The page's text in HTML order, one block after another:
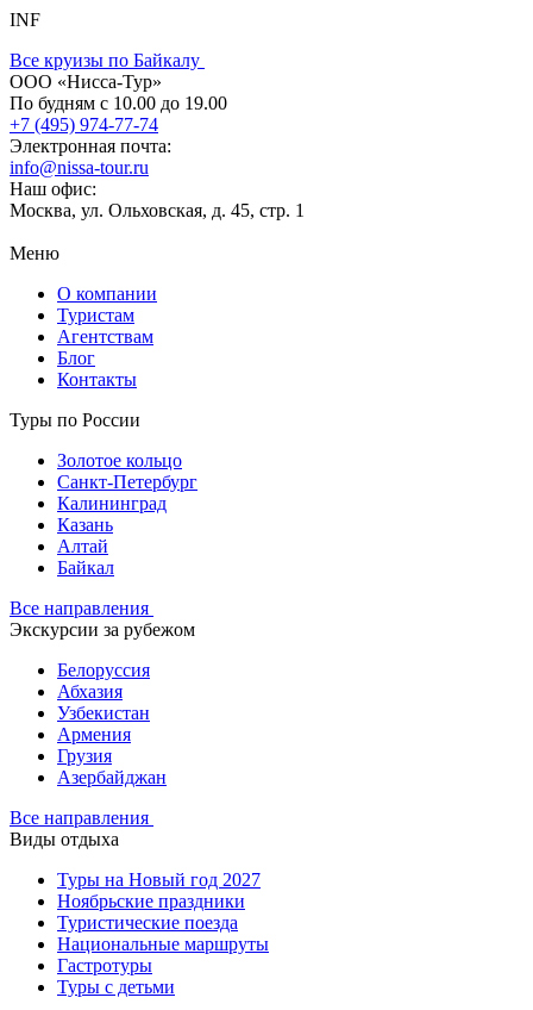
INF
Все круизы по Байкалу
ООО «Нисса-Тур»
По будням с 10.00 до 19.00
+7 (495) 974-77-74
Электронная почта:
info@nissa-tour.ru
Наш офис:
Москва, ул. Ольховская, д. 45, стр. 1
Меню
О компании
Туристам
Агентствам
Блог
Контакты
Туры по России
Золотое кольцо
Санкт-Петербург
Калининград
Казань
Алтай
Байкал
Все направления
Экскурсии за рубежом
Белоруссия
Абхазия
Узбекистан
Армения
Грузия
Азербайджан
Все направления
Виды отдыха
Туры на Новый год 2027
Ноябрьские праздники
Туристические поезда
Национальные маршруты
Гастротуры
Туры с детьми